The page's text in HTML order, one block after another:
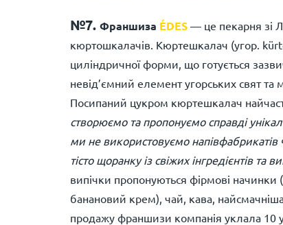
№7. Франшиза ÉDES — це пекарня зі
кюртошкалачів. Кюртешкалач (угор.
циліндричної форми, що готується
невід’ємний елемент угорських свят та
Посипаний цукром кюртешкалач
створюємо та пропонуємо справді
ми не використовуємо
тісто щоранку із свіжих інгредієнтів
випічки пропонуються фірмові
банановий крем), чай, кава, найсмачніша
продажу франшизи компанія уклала 10